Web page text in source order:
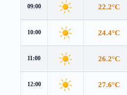
09:00 22.2°C
10:00 24.4°C
11:00 26.2°C
12:00 27.6°C